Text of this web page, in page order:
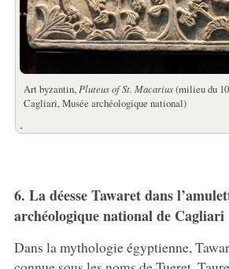
Art byzantin, Pluteus of St. Macarius(milieu du
Cagliari, Musée archéologique national)
.
6. La déesse Tawaret dans
archéologique national de Cagliari
Dans la mythologie égyptienne,